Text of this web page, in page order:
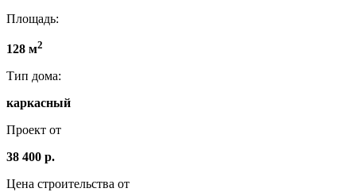
Площадь:
128 м2
Тип дома:
каркасный
Проект от
38 400 р.
Цена строительства от